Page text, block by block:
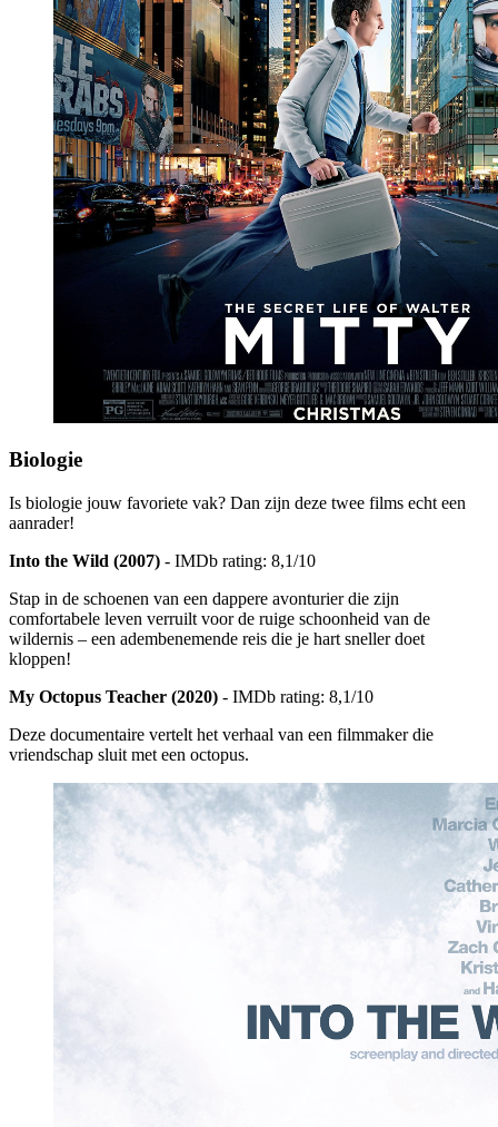
Biologie
Is biologie jouw favoriete vak? Dan zijn deze twee films echt een
aanrader!
Into the Wild (2007) - IMDb rating: 8,1/10
Stap in de schoenen van een dappere avonturier die zijn
comfortabele leven verruilt voor de ruige schoonheid van de
wildernis – een adembenemende reis die je hart sneller doet
kloppen!
My Octopus Teacher (2020) - IMDb rating: 8,1/10
Deze documentaire vertelt het verhaal van een filmmaker die
vriendschap sluit met een octopus.